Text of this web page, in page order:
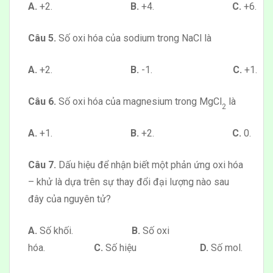
A. +2. B. +4. C. +6.
Câu 5. Số oxi hóa của sodium trong NaCl là
A. +2. B. -1. C. +1.
Câu 6. Số oxi hóa của magnesium trong MgCl 2 là
A. +1. B. +2. C. 0.
Câu 7. Dấu hiệu để nhận biết một phản ứng oxi hóa
– khử là dựa trên sự thay đổi đại lượng nào sau
đây của nguyên tử?
A. Số khối. B. Số oxi
hóa. C. Số hiệu D. Số mol.